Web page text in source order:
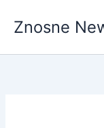
Znosne